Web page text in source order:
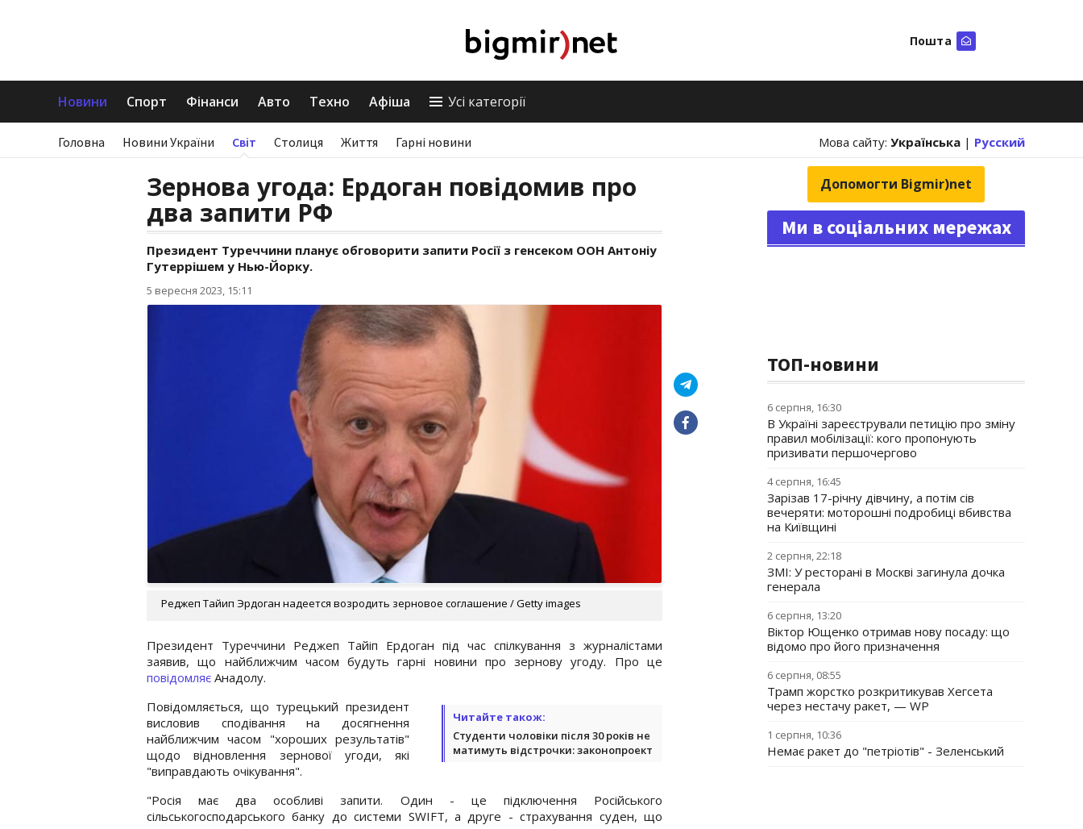
Пошта
Новини Спорт Фінанси Авто Техно Афіша Усі категорії
Головна Новини України Світ Столиця Життя Гарні новини Мова сайту: Українська | Русский
Зернова угода: Ердоган повідомив про
два запити РФ
Президент Туреччини планує обговорити запити Росії з генсеком ООН Антоніу
Гутеррішем у Нью-Йорку.
5 вересня 2023, 15:11
Реджеп Тайип Эрдоган надеется возродить зерновое соглашение / Getty images
Президент Туреччини Реджеп Тайіп Ердоган під час спілкування з журналістами
заявив, що найближчим часом будуть гарні новини про зернову угоду. Про це
повідомляє Анадолу.
Читайте також:
Студенти чоловіки після 30 років не
матимуть відстрочки: законопроект
Повідомляється, що турецький президент
висловив сподівання на досягнення
найближчим часом "хороших результатів"
щодо відновлення зернової угоди, які
"виправдають очікування".
"Росія має два особливі запити. Один - це підключення Російського
сільськогосподарського банку до системи SWIFT, а друге - страхування суден, що
Допомогти Bigmir)net
Ми в соціальних мережах
ТОП-новини
6 серпня, 16:30
В Україні зареєстрували петицію про зміну
правил мобілізації: кого пропонують
призивати першочергово
4 серпня, 16:45
Зарізав 17-річну дівчину, а потім сів
вечеряти: моторошні подробиці вбивства
на Київщині
2 серпня, 22:18
ЗМІ: У ресторані в Москві загинула дочка
генерала
6 серпня, 13:20
Віктор Ющенко отримав нову посаду: що
відомо про його призначення
6 серпня, 08:55
Трамп жорстко розкритикував Хегсета
через нестачу ракет, — WP
1 серпня, 10:36
Немає ракет до "петріотів" - Зеленський